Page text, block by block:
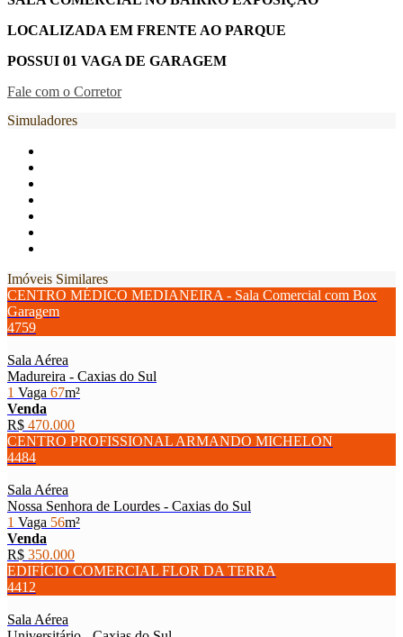
LOCALIZADA EM FRENTE AO PARQUE
POSSUI 01 VAGA DE GARAGEM
Fale com o Corretor
Simuladores
Imóveis Similares
CENTRO MÉDICO MEDIANEIRA - Sala Comercial com Box
Garagem
4759
Sala Aérea
Madureira - Caxias do Sul
1 Vaga 67m²
Venda
R$ 470.000
CENTRO PROFISSIONAL ARMANDO MICHELON
4484
Sala Aérea
Nossa Senhora de Lourdes - Caxias do Sul
1 Vaga 56m²
Venda
R$ 350.000
EDIFÍCIO COMERCIAL FLOR DA TERRA
4412
Sala Aérea